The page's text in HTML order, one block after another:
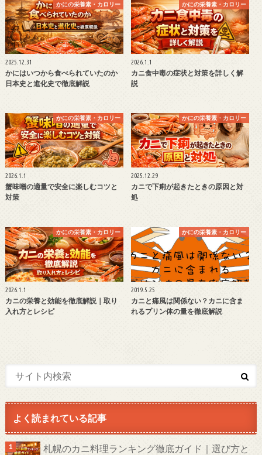
かにの栄養素・カロリー
2025.12.31
かにはいつから食べられていたのか
日本史と進化史で徹底解説
かにの栄養素・カロリー
2026.1.1
カニ食中毒の症状と対策を詳しく解
説
かにの栄養素・カロリー
2026.1.1
蟹味噌の適量で安全に楽しむコツと
対策
かにの栄養素・カロリー
2025.12.29
カニで下痢が起きたときの原因と対
処
かにの栄養素・カロリー
2026.1.1
カニの栄養と効能を徹底解説｜取り
入れ方とレシピ
かにの栄養素・カロリー
2019.5.25
カニと痛風は関係ない？カニに含ま
れるプリン体の量を徹底解説
よく読まれている記事
札幌のカニ料理ランキング徹底ガイド｜選び方と